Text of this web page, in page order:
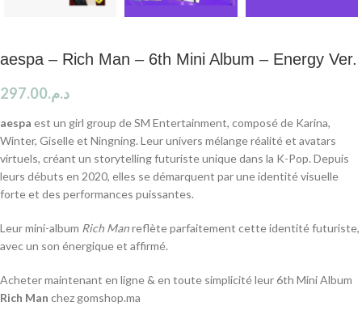
aespa – Rich Man – 6th Mini Album – Energy Ver.
د.م.297.00
aespa est un girl group de SM Entertainment, composé de Karina,
Winter, Giselle et Ningning. Leur univers mélange réalité et avatars
virtuels, créant un storytelling futuriste unique dans la K-Pop. Depuis
leurs débuts en 2020, elles se démarquent par une identité visuelle
forte et des performances puissantes.
Leur mini-album Rich Manreflète parfaitement cette identité futuriste,
avec un son énergique et affirmé.
Acheter maintenant en ligne & en toute simplicité leur 6th Mini Album
Rich Man chez gomshop.ma